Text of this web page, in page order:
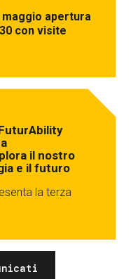
maggio apertura
con visite
il nostro
e il futuro
la terza